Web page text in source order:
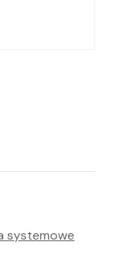
systemowe